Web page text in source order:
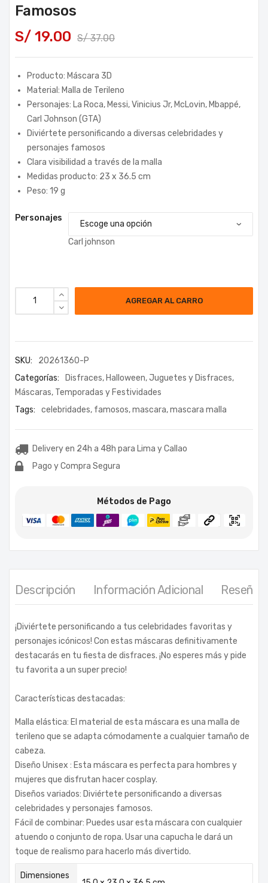
Famosos
S/37.00
S/ 19.00
Producto: Máscara 3D
Material: Malla de Terileno
Personajes: La Roca, Messi, Vinicius Jr, McLovin, Mbappé,
Carl Johnson (GTA)
Diviértete personificando a diversas celebridades y
personajes famosos
Clara visibilidad a través de la malla
Medidas producto: 23 x 36.5 cm
Peso: 19 g
Personajes
Carl johnson
AGREGAR AL CARRO
SKU:
20261360-P
Categorías:
Disfraces, Halloween,Juguetes y Disfraces,
Máscaras, Temporadas y Festividades
Tags:
celebridades, famosos,mascara,mascara malla
Delivery en 24h a 48h para Lima y Callao
Pago y Compra Segura
Métodos de Pago
Descripción Información Adicional Reseñas
¡Diviértete personificando a tus celebridades favoritas y
personajes icónicos! Con estas máscaras definitivamente
destacarás en tu fiesta de disfraces. ¡No esperes más y pide
tu favorita a un super precio!
Características destacadas:
Malla elástica: El material de esta máscara es una malla de
terileno que se adapta cómodamente a cualquier tamaño de
cabeza.
Diseño Unisex : Esta máscara es perfecta para hombres y
mujeres que disfrutan hacer cosplay.
Diseños variados: Diviértete personificando a diversas
celebridades y personajes famosos.
Fácil de combinar: Puedes usar esta máscara con cualquier
atuendo o conjunto de ropa. Usar una capucha le dará un
toque de realismo para hacerlo más divertido.
Dimensiones